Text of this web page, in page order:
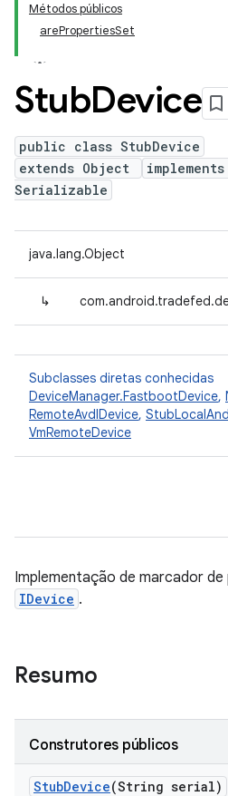
Métodos públicos
arePropertiesSet
StubDevice
public class StubDevice
extends Object
implements
Serializable
java.lang.Object
↳
Subclasses diretas conhecidas
DeviceManager.FastbootDevice,
RemoteAvdIDevice,
VmRemoteDevice
Implementação de marcador
IDevice .
Resumo
Construtores públicos
StubDevice(String serial)